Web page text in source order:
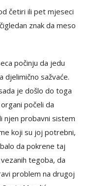
četiri ili pet mjeseci
znak da meso
počinju da jedu
djelimično sažvaće.
je došlo do toga
počeli da
njen probavni sistem
koji su joj potrebni,
da pokrene taj
tegoba, da
problem na drugoj